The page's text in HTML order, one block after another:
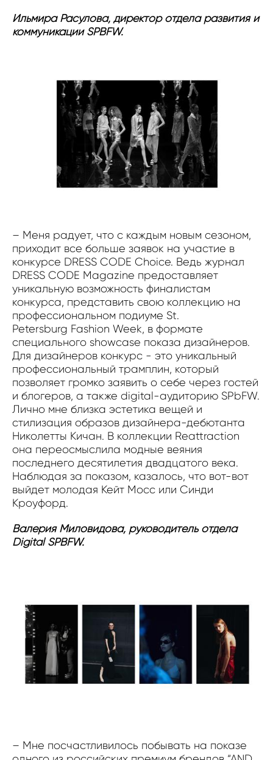
Ильмира Расулова, директор отдела развития и
коммуникации SPBFW.
– Меня радует, что с каждым новым сезоном,
приходит все больше заявок на участие в
конкурсе DRESS CODE Choice. Ведь журнал
DRESS CODE Magazine предоставляет
уникальную возможность финалистам
конкурса, представить свою коллекцию на
профессиональном подиуме St.
Petersburg Fashion Week, в формате
специального showcase показа дизайнеров.
Для дизайнеров конкурс - это уникальный
профессиональный трамплин, который
позволяет громко заявить о себе через гостей
и блогеров, а также digital-аудиторию SPbFW.
Лично мне близка эстетика вещей и
стилизация образов дизайнера-дебютанта
Николетты Кичан. В коллекции Reattraction
она переосмыслила модные веяния
последнего десятилетия двадцатого века.
Наблюдая за показом, казалось, что вот-вот
выйдет молодая Кейт Мосс или Синди
Кроуфорд.
Валерия Миловидова, руководитель отдела
Digital SPBFW.
– Мне посчастливилось побывать на показе